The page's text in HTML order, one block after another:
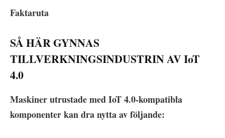
Faktaruta
SÅ HÄR GYNNAS
TILLVERKNINGSINDUSTRIN AV IoT
4.0
Maskiner utrustade med IoT 4.0-kompatibla
komponenter kan dra nytta av följande: